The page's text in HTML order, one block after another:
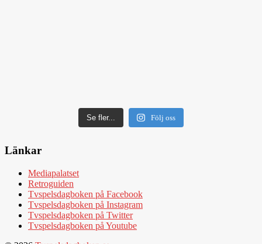
Se fler... Följ oss
Länkar
Mediapalatset
Retroguiden
Tvspelsdagboken på Facebook
Tvspelsdagboken på Instagram
Tvspelsdagboken på Twitter
Tvspelsdagboken på Youtube